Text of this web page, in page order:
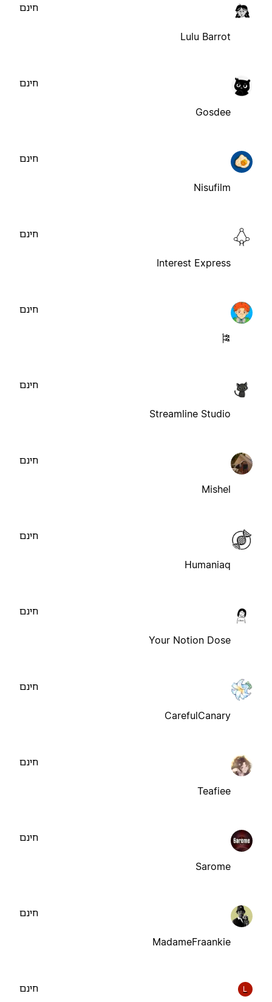
Lulu Barrot
חינם
Gosdee
חינם
Nisufilm
חינם
Interest Express
חינם
🎏
חינם
Streamline Studio
חינם
Mishel
חינם
Humaniaq
חינם
Your Notion Dose
חינם
CarefulCanary
חינם
Teafiee
חינם
Sarome
חינם
MadameFraankie
חינם
L חינם